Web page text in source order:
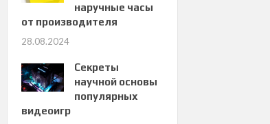
наручные часы
от производителя
28.08.2024
Секреты
научной основы
популярных
видеоигр